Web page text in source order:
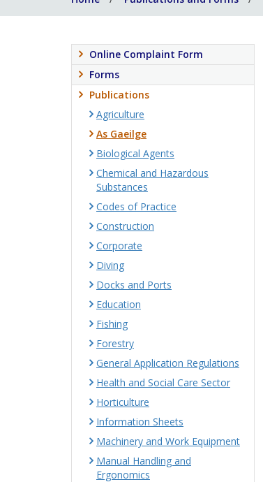
Online Complaint Form
Forms
Publications
Agriculture
As Gaeilge
Biological Agents
Chemical and Hazardous
Substances
Codes of Practice
Construction
Corporate
Diving
Docks and Ports
Education
Fishing
Forestry
General Application Regulations
Health and Social Care Sector
Horticulture
Information Sheets
Machinery and Work Equipment
Manual Handling and
Ergonomics